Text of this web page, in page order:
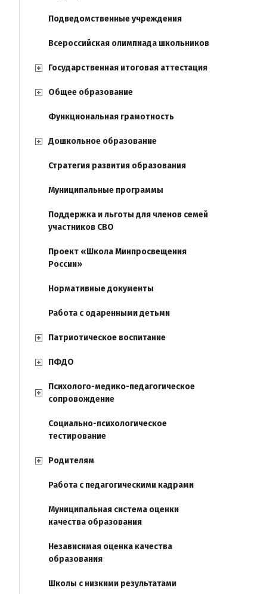
Подведомственные учреждения
Всероссийская олимпиада школьников
Государственная итоговая аттестация
Общее образование
Функциональная грамотность
Дошкольное образование
Стратегия развития образования
Муниципальные программы
Поддержка и льготы для членов семей
участников СВО
Проект «Школа Минпросвещения
России»
Нормативные документы
Работа с одаренными детьми
Патриотическое воспитание
ПФДО
Психолого-медико-педагогическое
сопровождение
Социально-психологическое
тестирование
Родителям
Работа с педагогическими кадрами
Муниципальная система оценки
качества образования
Независимая оценка качества
образования
Школы с низкими результатами